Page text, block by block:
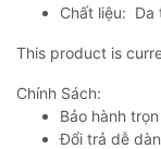
Chất liệu: Da
This product is
Chính Sách:
Bảo hành
Đổi trả dễ